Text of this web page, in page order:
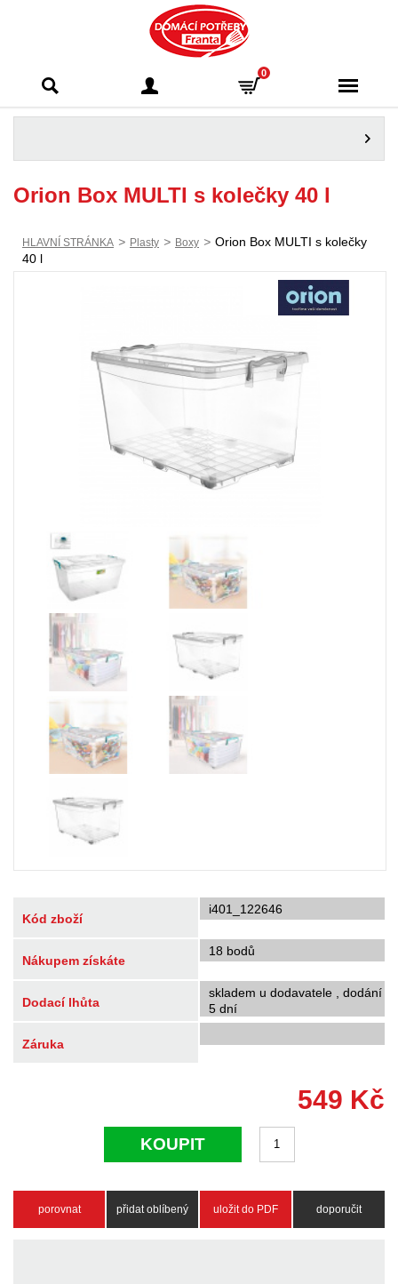
Franta - Příbram
0
Orion Box MULTI s kolečky 40 l
HLAVNÍ STRÁNKA > Plasty > Boxy > Orion Box MULTI s kolečky
40 l
Kód zboží
i401_122646
Nákupem získáte
18 bodů
Dodací lhůta
skladem u dodavatele , dodání
5 dní
Záruka
549 Kč
KOUPIT
porovnat přidat oblíbený uložit do PDF doporučit